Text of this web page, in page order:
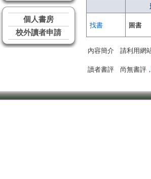
個人書房
校外讀者申請
找書 圖書
內容簡介 請利用網
讀者書評 尚無書評，